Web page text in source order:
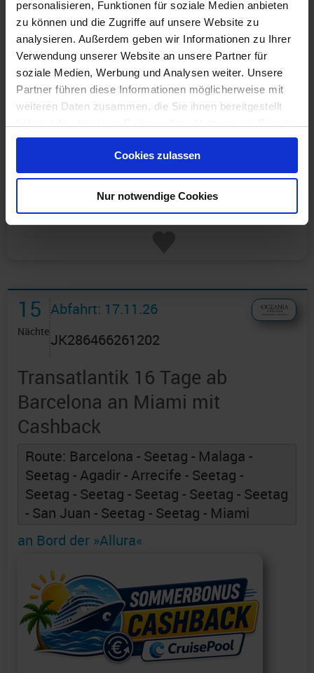
personalisieren, Funktionen für soziale Medien anbieten
zu können und die Zugriffe auf unsere Website zu
analysieren. Außerdem geben wir Informationen zu Ihrer
Verwendung unserer Website an unsere Partner für
soziale Medien, Werbung und Analysen weiter. Unsere
Partner führen diese Informationen möglicherweise mit
weiteren Daten zusammen, die Sie ihnen bereitgestellt
gesammelt haben.
Cookies zulassen
Nur notwendige Cookies
Günstigster Preis pro Person aus allen Angeboten ab
9.889 €
15
Nächte
Abfahrt: 17.11.26
JK286466261202
Transatlantik 16 Tage ab
Barcelona an Miami mit
Cashback
Route: Barcelona - Seetag - Malaga -
Seetag - Agadir - Arrecife - Seetag -
Seetag - Seetag - Seetag - Seetag - Seetag
- San Juan - Seetag - Seetag - Miami
an Bord der »Allura«